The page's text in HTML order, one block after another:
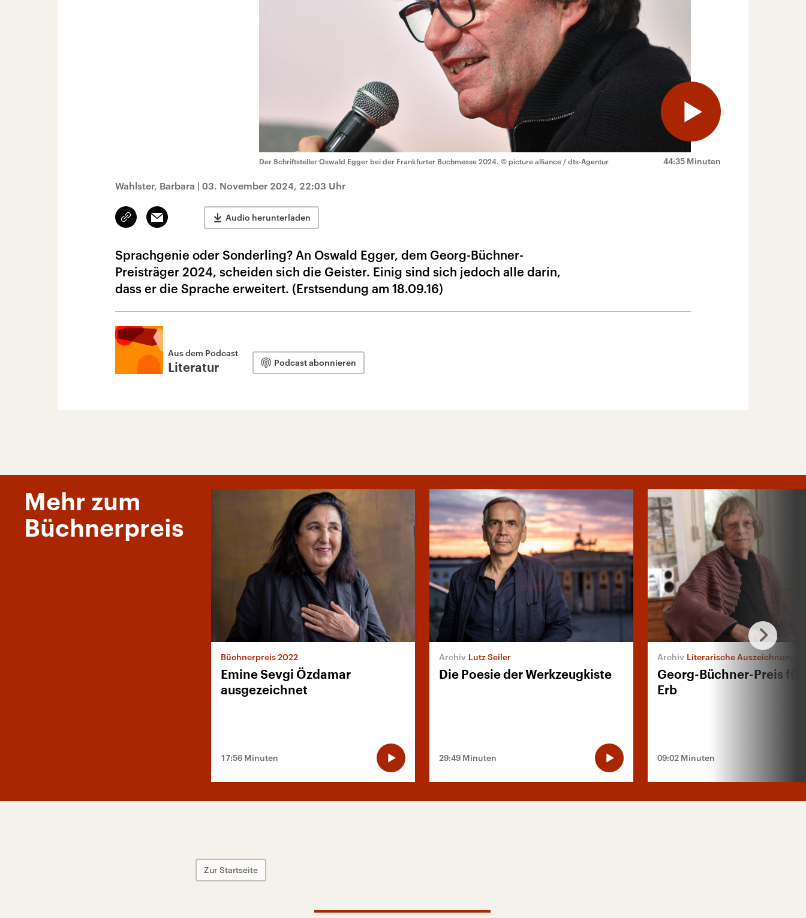
44:35 Minuten
Der Schriftsteller Oswald Egger bei der Frankfurter Buchmesse 2024. © picture alliance / dts-Agentur
Wahlster, Barbara | 03. November 2024, 22:03 Uhr
Link
kopieren/teilen
Email Audio herunterladen
Sprachgenie oder Sonderling? An Oswald Egger, dem Georg-Büchner-
Preisträger 2024, scheiden sich die Geister. Einig sind sich jedoch alle darin,
dass er die Sprache erweitert. (Erstsendung am 18.09.16)
Aus dem Podcast
Literatur Podcast abonnieren
Mehr zum
Büchnerpreis
Büchnerpreis 2022
Emine Sevgi Özdamar
ausgezeichnet
17:56 Minuten
Lutz Seiler
Die Poesie der Werkzeugkiste
29:49 Minuten
Literarische Auszeichnung
Georg-Büchner-Preis für
Erb
09:02 Minuten
Zur Startseite